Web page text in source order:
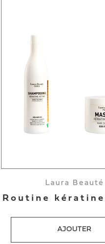
Laura Beauté
Routine
AJOUTER